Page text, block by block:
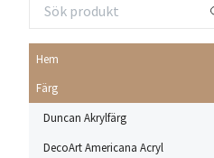
Hem
Färg
Duncan Akrylfärg
DecoArt Americana Acryl